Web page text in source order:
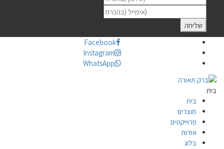
Facebook
Instagram
WhatsApp
בית
בית
מוצרים
פרוייקטים
אודות
בלוג